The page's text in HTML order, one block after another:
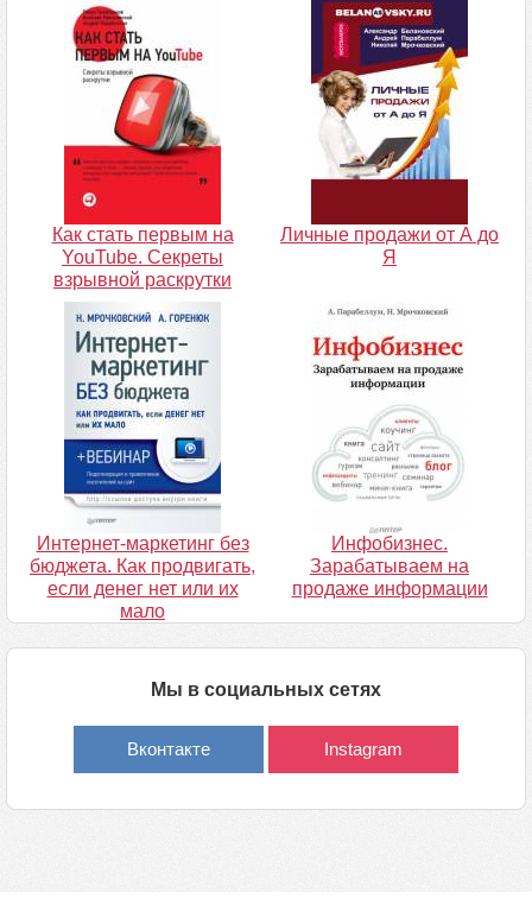
Как стать первым на
YouTube. Секреты
взрывной раскрутки
Личные продажи от А до
Я
Интернет-маркетинг без
бюджета. Как продвигать,
если денег нет или их
мало
Инфобизнес.
Зарабатываем на
продаже информации
Мы в социальных сетях
Вконтакте Instagram